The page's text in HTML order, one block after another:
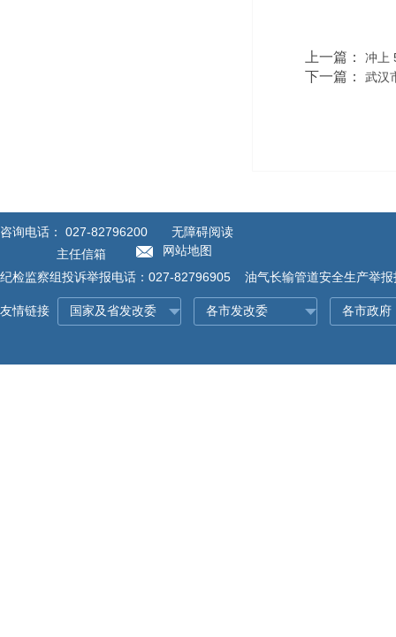
上一篇： 冲上
下一篇： 武汉
咨询电话： 027-82796200
无障碍阅读
主任信箱
网站地图
纪检监察组投诉举报电话：027-82796905 油气长输管道安全生产举
友情链接